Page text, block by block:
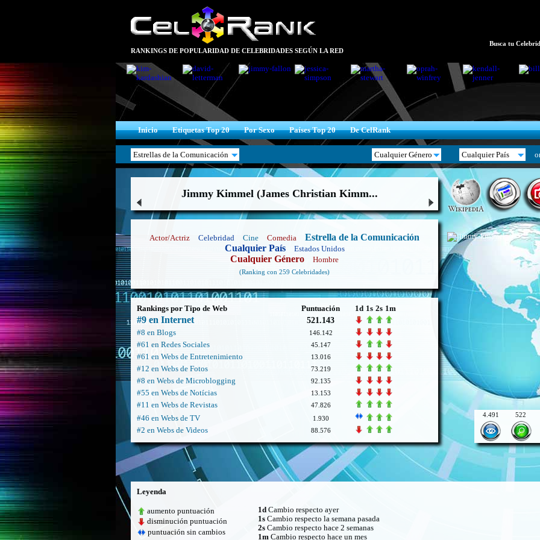
RANKINGS DE POPULARIDAD DE CELEBRIDADES SEGÚN LA RED
Busca tu
Inicio Etiquetas Top 20 Por Sexo Países Top 20 De CelRank
Jimmy Kimmel (James Christian Kimm...
4.491 522
Actor/Actriz Celebridad Cine Comedia
Estrella de la Comunicación
Cualquier País
Estados Unidos
Cualquier Género Hombre
(Ranking con 259 Celebridades)
Rankings por Tipo de Web Puntuación 1d 1s 2s 1m
#9 en Internet
521.143
#8 en Blogs
146.142
#61 en Redes Sociales 45.147
#61 en Webs de Entretenimiento 13.016
#12 en Webs de Fotos 73.219
#8 en Webs de Microblogging 92.135
#55 en Webs de Notícias 13.153
#11 en Webs de Revistas 47.826
#46 en Webs de TV 1.930
#2 en Webs de Videos 88.576
Leyenda
aumento puntuación
disminución puntuación
puntuación sin cambios
1d Cambio respecto ayer
1s Cambio respecto la semana pasada
2s Cambio respecto hace 2 semanas
1m Cambio respecto hace un mes